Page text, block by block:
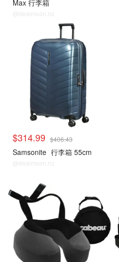
Max 行李箱
@dealmoon.nz
$314.99 $406.43
Samsonite 行李箱 55cm
@dealmoon.nz